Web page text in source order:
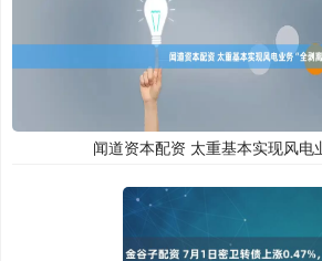
闻道资本配资 太重基本实现风电